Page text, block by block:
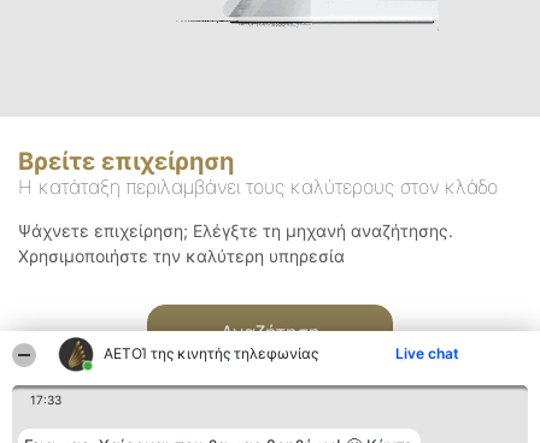
ΑΕΤΟΊ της κινητής τηλεφωνίας Live chat
17:33
Βρείτε επιχείρηση
Η κατάταξη περιλαμβάνει τους καλύτερους στον κλάδο
Ψάχνετε επιχείρηση; Ελέγξτε τη μηχανή αναζήτησης.
Χρησιμοποιήστε την καλύτερη υπηρεσία
Αναζήτηση